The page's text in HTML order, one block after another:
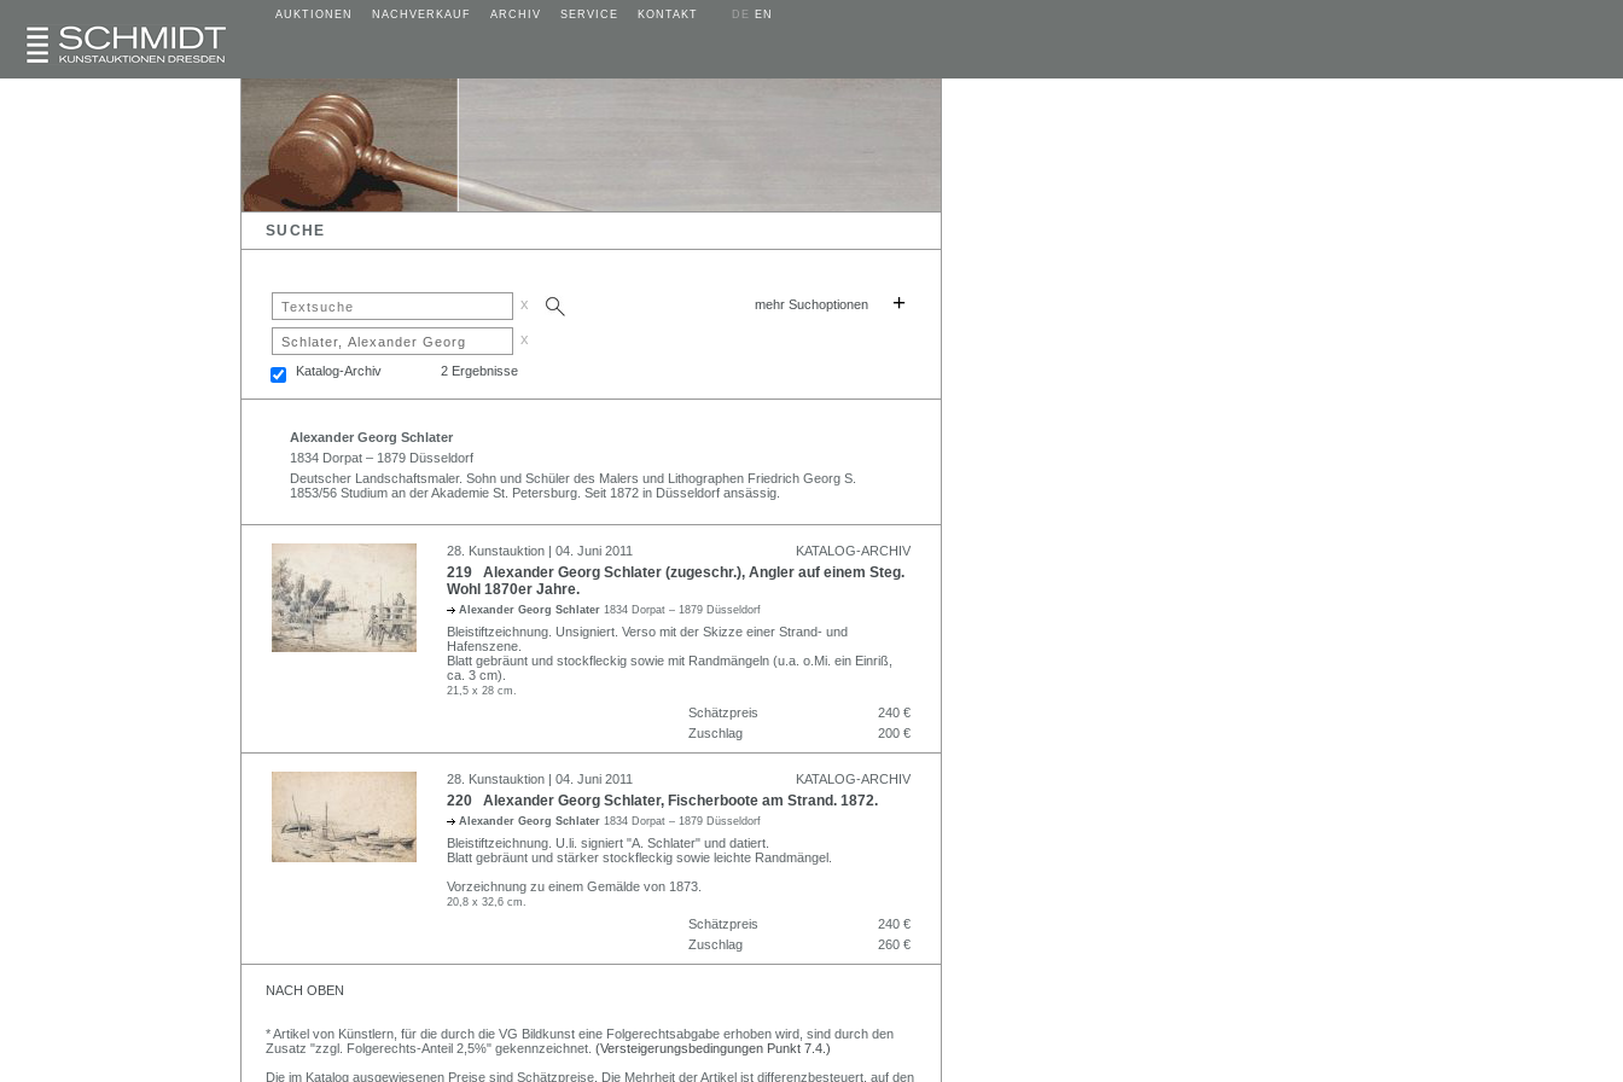
AUKTIONEN NACHVERKAUF ARCHIV SERVICE KONTAKT DE EN
SUCHE
x mehr Suchoptionen +
x
Katalog-Archiv 2 Ergebnisse
Alexander Georg Schlater
1834 Dorpat – 1879 Düsseldorf
Deutscher Landschaftsmaler. Sohn und Schüler des Malers und Lithographen Friedrich Georg S.
1853/56 Studium an der Akademie St. Petersburg. Seit 1872 in Düsseldorf ansässig.
28. Kunstauktion | 04. Juni 2011 KATALOG-ARCHIV
219 Alexander Georg Schlater (zugeschr.), Angler auf einem Steg.
Wohl 1870er Jahre.
Alexander Georg Schlater 1834 Dorpat – 1879 Düsseldorf
Bleistiftzeichnung. Unsigniert. Verso mit der Skizze einer Strand- und
Hafenszene.
Blatt gebräunt und stockfleckig sowie mit Randmängeln (u.a. o.Mi. ein Einriß,
ca. 3 cm).
21,5 x 28 cm.
Schätzpreis
240 €
Zuschlag
200 €
28. Kunstauktion | 04. Juni 2011 KATALOG-ARCHIV
220 Alexander Georg Schlater, Fischerboote am Strand. 1872.
Alexander Georg Schlater 1834 Dorpat – 1879 Düsseldorf
Bleistiftzeichnung. U.li. signiert "A. Schlater" und datiert.
Blatt gebräunt und stärker stockfleckig sowie leichte Randmängel.
Vorzeichnung zu einem Gemälde von 1873.
20,8 x 32,6 cm.
Schätzpreis
240 €
Zuschlag
260 €
NACH OBEN
* Artikel von Künstlern, für die durch die VG Bildkunst eine Folgerechtsabgabe erhoben wird, sind durch den
Zusatz "zzgl. Folgerechts-Anteil 2,5%" gekennzeichnet. (Versteigerungsbedingungen Punkt 7.4.)
Die im Katalog ausgewiesenen Preise sind Schätzpreise. Die Mehrheit der Artikel ist differenzbesteuert, auf den